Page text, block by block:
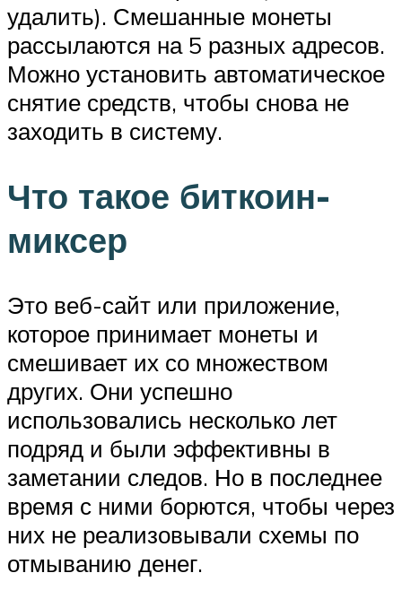
удалить). Смешанные монеты
рассылаются на 5 разных адресов.
Можно установить автоматическое
снятие средств, чтобы снова не
заходить в систему.
Что такое биткоин-
миксер
Это веб-сайт или приложение,
которое принимает монеты и
смешивает их со множеством
других. Они успешно
использовались несколько лет
подряд и были эффективны в
заметании следов. Но в последнее
время с ними борются, чтобы через
них не реализовывали схемы по
отмыванию денег.